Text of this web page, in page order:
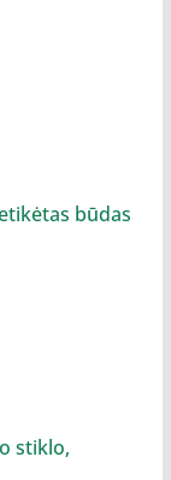
būdas
stiklo,